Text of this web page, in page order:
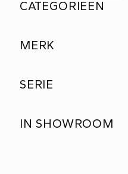
CATEGORIEEN
MERK
SERIE
IN SHOWROOM